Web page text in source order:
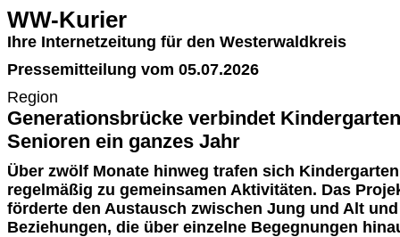
WW-Kurier
Ihre Internetzeitung für den Westerwaldkreis
Pressemitteilung vom 05.07.2026
Region
Generationsbrücke verbindet
Senioren ein ganzes Jahr
Über zwölf Monate hinweg trafen sich
regelmäßig zu gemeinsamen Aktivitäten. Das
förderte den Austausch zwischen Jung und Alt
Beziehungen, die über einzelne Begegnungen